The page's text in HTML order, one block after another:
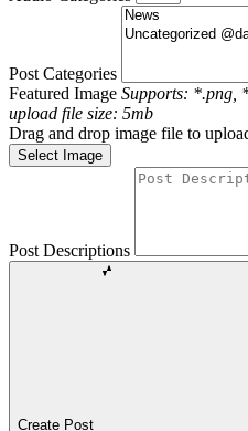
Post Categories
Featured Image Supports: *.png,
upload file size: 5mb
Drag and drop image file to
Select Image
Post Descriptions
Create Post